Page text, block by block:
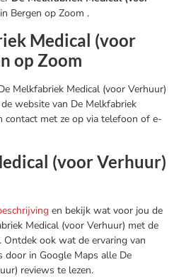
Bergen op Zoom .
Medical (voor
op Zoom
Melkfabriek Medical (voor Verhuur)
website van De Melkfabriek
contact met ze op via telefoon of e-
(voor Verhuur)
en bekijk wat voor jou de
Medical (voor Verhuur) met de
ook wat de ervaring van
in Google Maps alle De
reviews te lezen.